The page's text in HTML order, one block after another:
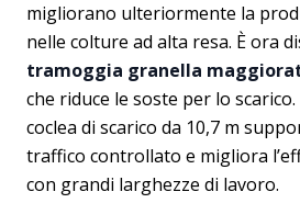
migliorano ulteriormente la
nelle colture ad alta resa. È ora
tramoggia granella
che riduce le soste per lo
coclea di scarico da 10,7 m
traffico controllato e migliora
con grandi larghezze di lavoro.